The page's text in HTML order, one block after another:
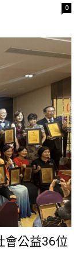
0
會公益36位